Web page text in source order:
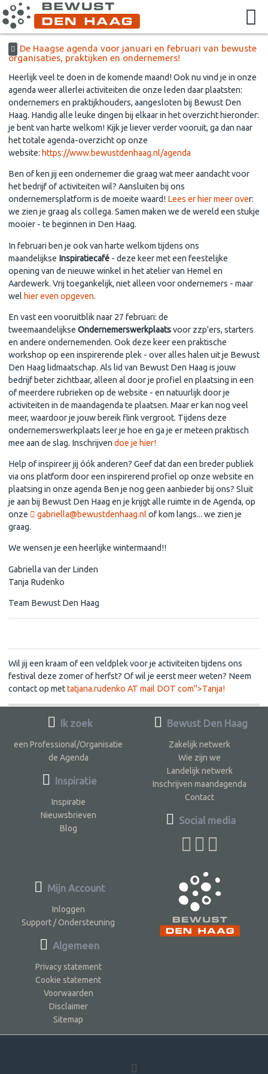
De Haagse agenda voor januari en februari van bewuste
organisaties, praktijken en ondernemers!
Heerlijk veel te doen in de komende maand! Ook nu vind je in onze
agenda weer allerlei activiteiten die onze leden daar plaatsten:
ondernemers en praktijkhouders, aangesloten bij Bewust Den
Haag. Handig alle leuke dingen bij elkaar in het overzicht hieronder:
je bent van harte welkom! Kijk je liever verder vooruit, ga dan naar
het totale agenda-overzicht op onze
website: https://www.bewustdenhaag.nl/agenda
Ben of ken jij een ondernemer die graag wat meer aandacht voor
het bedrijf of activiteiten wil? Aansluiten bij ons
ondernemersplatform is de moeite waard! Lees er hier meer over:
we zien je graag als collega. Samen maken we de wereld een stukje
mooier - te beginnen in Den Haag.
In februari ben je ook van harte welkom tijdens ons
maandelijkse Inspiratiecafé - deze keer met een feestelijke
opening van de nieuwe winkel in het atelier van Hemel en
Aardewerk. Vrij toegankelijk, niet alleen voor ondernemers - maar
wel hier even opgeven.
En vast een vooruitblik naar 27 februari: de
tweemaandelijkse Ondernemerswerkplaatsvoor zzp'ers, starters
en andere ondernemenden. Ook deze keer een praktische
workshop op een inspirerende plek - over alles halen uit je Bewust
Den Haag lidmaatschap. Als lid van Bewust Den Haag is jouw
bedrijf beter zichtbaar, alleen al door je profiel en plaatsing in een
of meerdere rubrieken op de website - en natuurlijk door je
activiteiten in de maandagenda te plaatsen. Maar er kan nog veel
meer, waardoor je jouw bereik flink vergroot. Tijdens deze
ondernemerswerkplaats leer je hoe en ga je er meteen praktisch
mee aan de slag. Inschrijven doe je hier!
Help of inspireer jij óók anderen? Geef dat dan een breder publiek
via ons platform door een inspirerend profiel op onze website en
plaatsing in onze agenda Ben je nog geen aanbieder bij ons? Sluit
je aan bij Bewust Den Haag en je krijgt alle ruimte in de Agenda, op
onze
gabriella@bewustdenhaag.nl of kom langs... we zien je
graag.
We wensen je een heerlijke wintermaand!!
Gabriella van der Linden
Tanja Rudenko
Team Bewust Den Haag
Wil jij een kraam of een veldplek voor je activiteiten tijdens ons
festival deze zomer of herfst? Of wil je eerst meer weten? Neem
contact op mettatjana.rudenko AT mail DOT com">Tanja!
Ik zoek
een Professional/Organisatie
de Agenda
Inspiratie
Inspiratie
Nieuwsbrieven
Blog
Bewust Den Haag
Zakelijk netwerk
Wie zijn we
Landelijk netwerk
Inschrijven maandagenda
Contact
Social media
Mijn Account
Inloggen
Support / Ondersteuning
Algemeen
Privacy statement
Cookie statement
Voorwaarden
Disclaimer
Sitemap